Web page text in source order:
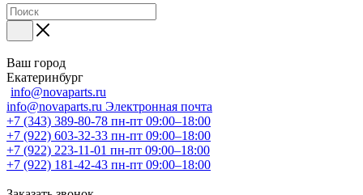
Ваш город
Екатеринбург
info@novaparts.ru
info@novaparts.ru Электронная почта
+7 (343) 389-80-78 пн-пт 09:00–18:00
+7 (922) 603-32-33 пн-пт 09:00–18:00
+7 (922) 223-11-01 пн-пт 09:00–18:00
+7 (922) 181-42-43 пн-пт 09:00–18:00